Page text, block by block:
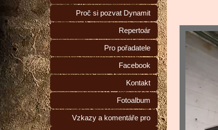
Proč si pozvat Dynamit
Repertoár
Pro pořadatele
Facebook
Kontakt
Fotoalbum
Vzkazy a komentáře pro